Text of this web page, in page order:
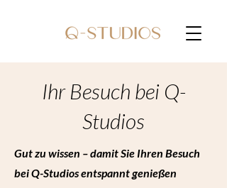
Ihr Besuch bei Q-
Studios
Gut zu wissen – damit Sie Ihren Besuch
bei Q-Studios entspannt genießen